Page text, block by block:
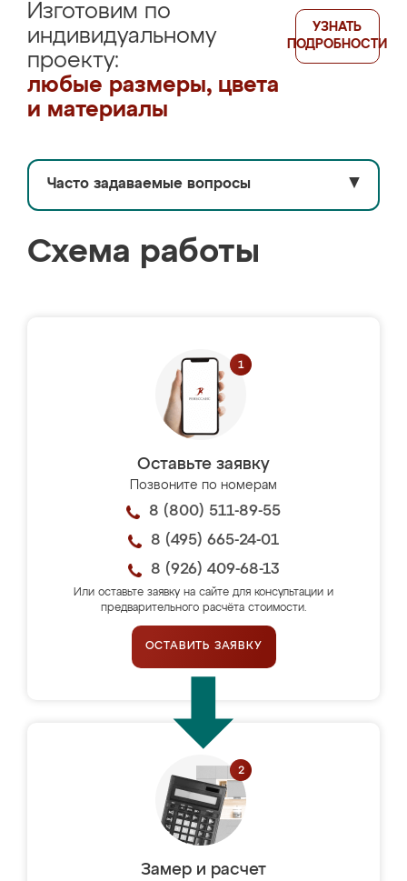
Изготовим по
индивидуальному
проекту:
любые размеры, цвета
и материалы
УЗНАТЬ
ПОДРОБНОСТИ
Часто задаваемые вопросы ▼
Схема работы
Оставьте заявку
Позвоните по номерам
8 (800) 511-89-55
8 (495) 665-24-01
8 (926) 409-68-13
Или оставьте заявку на сайте для консультации и
предварительного расчёта стоимости.
ОСТАВИТЬ ЗАЯВКУ
Замер и расчет